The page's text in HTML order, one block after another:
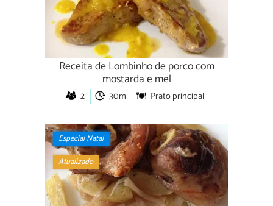
Receita de Lombinho de porco com
mostarda e mel
2 30m Prato principal
Especial Natal
Atualizado